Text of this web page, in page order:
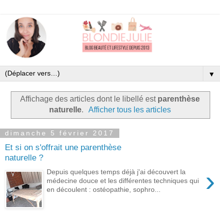
▼
Affichage des articles dont le libellé est parenthèse
naturelle. Afficher tous les articles
dimanche 5 février 2017
Et si on s'offrait une parenthèse
naturelle ?
›
Depuis quelques temps déjà j'ai découvert la
médecine douce et les différentes techniques qui
en découlent : ostéopathie, sophro...